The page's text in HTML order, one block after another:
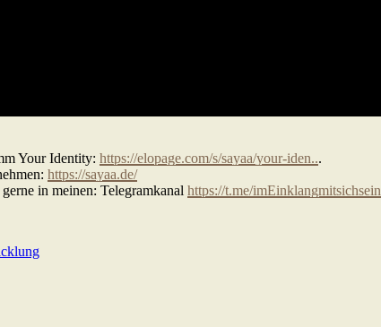
Your Identity: https://elopage.com/s/sayaa/your-iden...
https://sayaa.de/
in meinen: Telegramkanal https://t.me/imEinklangmitsichsein